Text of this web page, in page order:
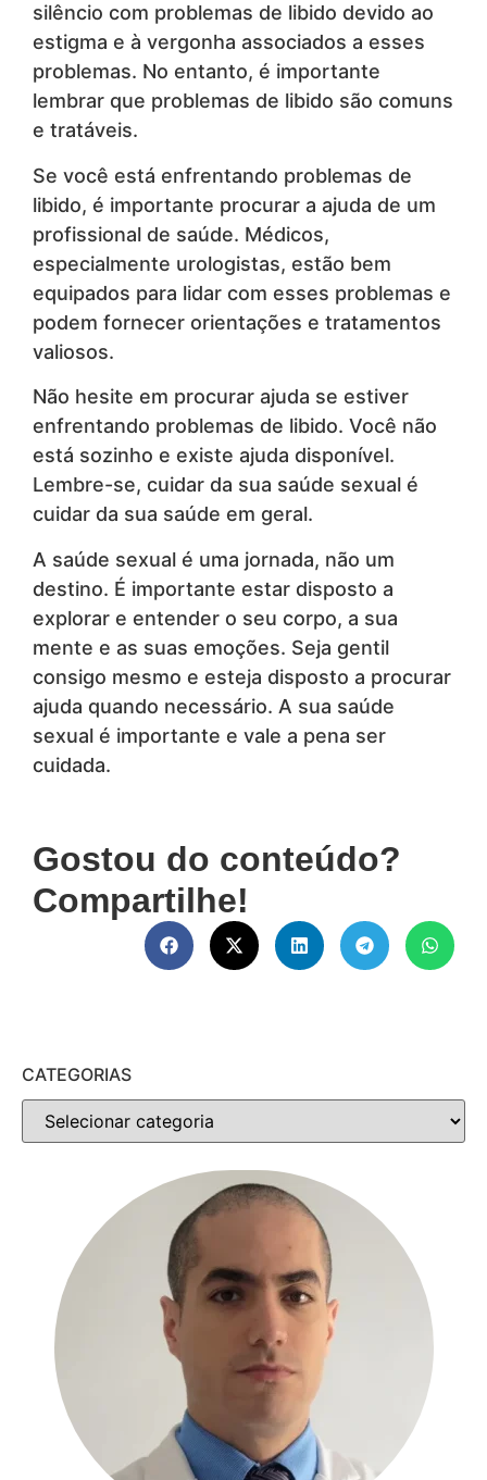
silêncio com problemas de libido devido ao
estigma e à vergonha associados a esses
problemas. No entanto, é importante
lembrar que problemas de libido são comuns
e tratáveis.
Se você está enfrentando problemas de
libido, é importante procurar a ajuda de um
profissional de saúde. Médicos,
especialmente urologistas, estão bem
equipados para lidar com esses problemas e
podem fornecer orientações e tratamentos
valiosos.
Não hesite em procurar ajuda se estiver
enfrentando problemas de libido. Você não
está sozinho e existe ajuda disponível.
Lembre-se, cuidar da sua saúde sexual é
cuidar da sua saúde em geral.
A saúde sexual é uma jornada, não um
destino. É importante estar disposto a
explorar e entender o seu corpo, a sua
mente e as suas emoções. Seja gentil
consigo mesmo e esteja disposto a procurar
ajuda quando necessário. A sua saúde
sexual é importante e vale a pena ser
cuidada.
Gostou do conteúdo?
Compartilhe!
CATEGORIAS